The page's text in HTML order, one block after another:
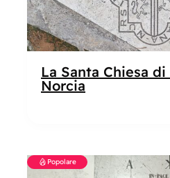
La Santa Chiesa
Norcia
Popolare